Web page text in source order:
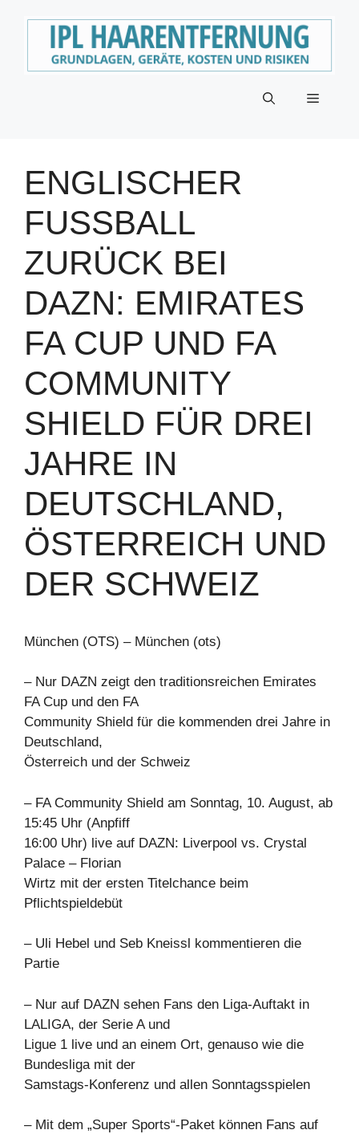
Menü
ENGLISCHER
FUSSBALL Z
URÜCK BEI D
AZN: EMIRATES F
A CUP UND FA C
OMMUNITY S
HIELD FÜR DREI J
AHRE IN D
EUTSCHLAND, Ö
STERREICH UND D
ER SCHWEIZ
München (OTS) – München (ots)
– Nur DAZN zeigt den traditionsreichen Emirates
FA Cup und den FA
Community Shield für die kommenden drei Jahre in
Deutschland,
Österreich und der Schweiz
– FA Community Shield am Sonntag, 10. August, ab
15:45 Uhr (Anpfiff
16:00 Uhr) live auf DAZN: Liverpool vs. Crystal
Palace – Florian
Wirtz mit der ersten Titelchance beim
Pflichtspieldebüt
– Uli Hebel und Seb Kneissl kommentieren die
Partie
– Nur auf DAZN sehen Fans den Liga-Auftakt in
LALIGA, der Serie A und
Ligue 1 live und an einem Ort, genauso wie die
Bundesliga mit der
Samstags-Konferenz und allen Sonntagsspielen
– Mit dem „Super Sports“-Paket können Fans auf